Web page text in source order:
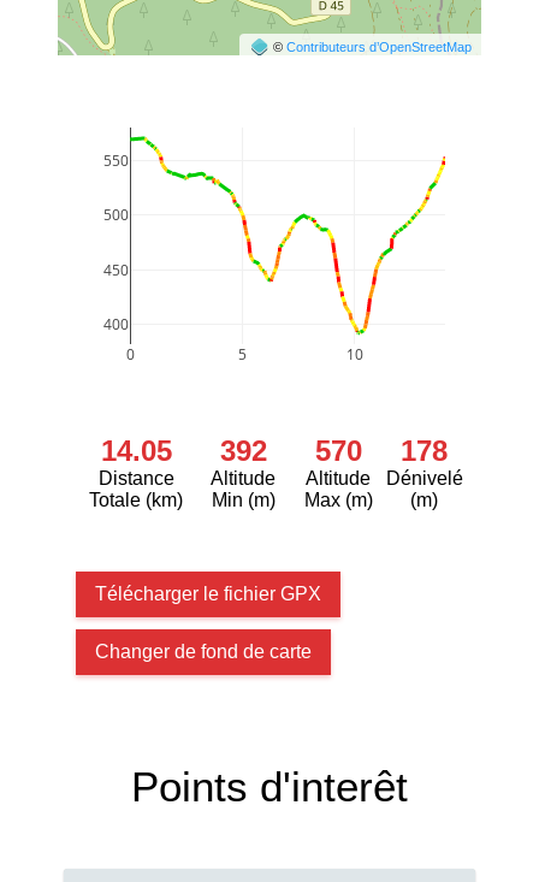
©Contributeurs d’OpenStreetMap
0 5 10
400
450
500
550
14.05
Distance
Totale (km)
392
Altitude
Min (m)
570
Altitude
Max (m)
178
Dénivelé
(m)
Télécharger le fichier GPX
Changer de fond de carte
Points d'interêt